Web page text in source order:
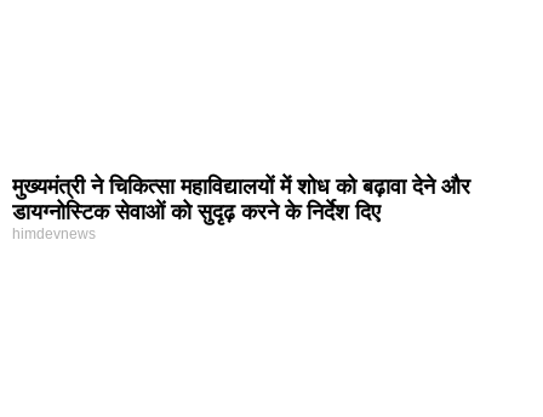
मुख्यमंत्री ने चिकित्सा महाविद्यालयों में शोध को बढ़ावा देने और
डायग्नोस्टिक सेवाओं को सुदृढ़ करने के निर्देश दिए
himdevnews